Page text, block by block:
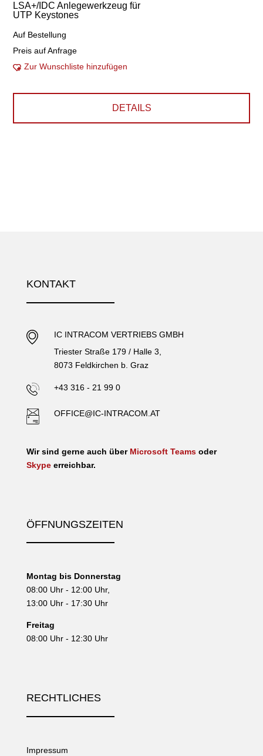
LSA+/IDC Anlegewerkzeug für
UTP Keystones
Auf Bestellung
Preis auf Anfrage
Zur Wunschliste hinzufügen
DETAILS
KONTAKT
IC INTRACOM VERTRIEBS GMBH
Triester Straße 179 / Halle 3,
8073 Feldkirchen b. Graz
+43 316 - 21 99 0
OFFICE@IC-INTRACOM.AT
Wir sind gerne auch über Microsoft Teamsoder
Skypeerreichbar.
ÖFFNUNGSZEITEN
Montag bis Donnerstag
08:00 Uhr - 12:00 Uhr,
13:00 Uhr - 17:30 Uhr
Freitag
08:00 Uhr - 12:30 Uhr
RECHTLICHES
Impressum